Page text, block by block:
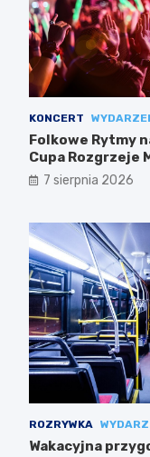
KONCERT
Folkowe Rytmy
Cupa Rozgrzeje
7 sierpnia 2026
ROZRYWKA
Wakacyjna